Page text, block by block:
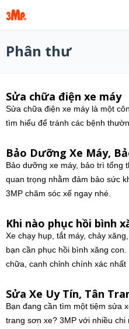
Phân thư
Sửa chữa điện xe máy
Sửa chữa điện xe máy là một
tìm hiểu để tránh các bệnh
Bảo Dưỡng Xe Máy,
Bảo dưỡng xe máy, bảo trì tổng
quan trọng nhằm đảm bảo sức
3MP chăm sóc xế ngay nhé.
Khi nào phục hồi bình
Xe chạy hụp, tắt máy, chảy
bạn cần phục hồi bình xăng
chữa, canh chỉnh chính xác nhất
Sửa Xe Uy Tín, Tân
Bạn đang cần tìm một tiệm sửa
trang sơn xe? 3MP với nhiều